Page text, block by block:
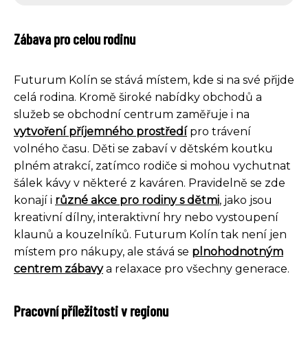
Zábava pro celou rodinu
Futurum Kolín se stává místem, kde si na své přijde
celá rodina. Kromě široké nabídky obchodů a
služeb se obchodní centrum zaměřuje i na
vytvoření příjemného prostředípro trávení
volného času. Děti se zabaví v dětském koutku
plném atrakcí, zatímco rodiče si mohou vychutnat
šálek kávy v některé z kaváren. Pravidelně se zde
konají i různé akce pro rodiny s dětmi, jako jsou
kreativní dílny, interaktivní hry nebo vystoupení
klaunů a kouzelníků. Futurum Kolín tak není jen
místem pro nákupy, ale stává se plnohodnotným
centrem zábavya relaxace pro všechny generace.
Pracovní příležitosti v regionu